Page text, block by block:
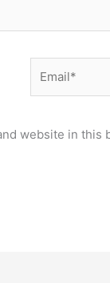
website in